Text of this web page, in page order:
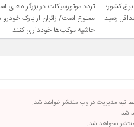
برق کشور؛
رسید
تردد موتورسیکلت در بزرگراه‌های
ممنوع است/ زائران از پارک خودرو
حاشیه موکب‌ها خودداری کنند
تیم مدیریت در وب منتشر خواهد شد.
شد.
منتشر نخواهد شد.